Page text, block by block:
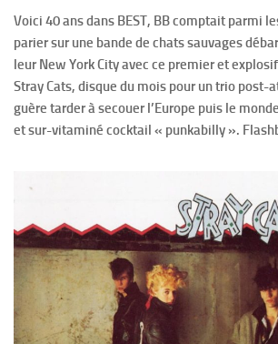
Voici 40 ans dans BEST, BB comptait parmi
parier sur une bande de chats sauvages
leur New York City avec ce premier et
Stray Cats, disque du mois pour un trio post-
guère tarder à secouer l’Europe puis le
et sur-vitaminé cocktail « punkabilly ».